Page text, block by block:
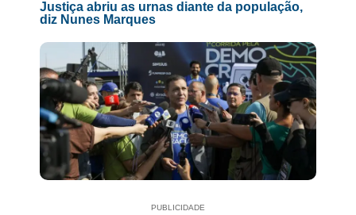
Justiça abriu as urnas diante da população,
diz Nunes Marques
PUBLICIDADE